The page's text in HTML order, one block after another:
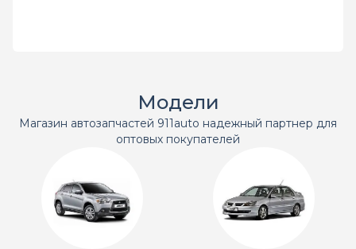
Модели
Магазин автозапчастей 911auto надежный партнер для
оптовых покупателей